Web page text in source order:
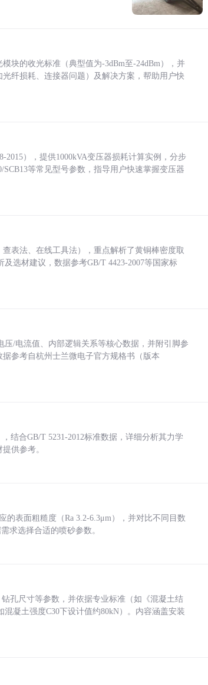
块的收光标准（典型值为-3dBm至-24dBm），并
纤损耗、连接器问题）及解决方案，帮助用户快
），提供1000kVA变压器损耗计算实例，分步
等常见型号参数，指导用户快速掌握变压器
表法、在线工具法），重点解析了黄铜棒密度取
选材建议，数据参考GB/T 4423-2007等国家标
/电流值、内部逻辑关系等核心数据，并附引脚参
参考自杭州士兰微电子官方规格书（版本
结合GB/T 5231-2012标准数据，详细分析其力学
供参考。
表面粗糙度（Ra 3.2-6.3μm），并对比不同目数
求选择合适的喷砂参数。
孔尺寸等参数，并依据专业标准（如《混凝土结
凝土强度C30下设计值约80kN）。内容涵盖安装